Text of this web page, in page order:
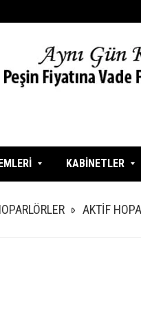
KABİNETLER
AKTİF